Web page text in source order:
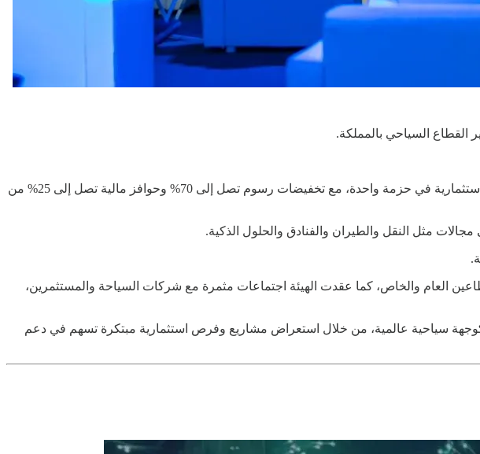
وركز الملتقى على دعم المستثمرين عبر برامج مبتكرة مثل "البكج الكامل"، التي تقدم الأرض والتمويل والحوافز الاستثمارية في حزمة واحدة، مع تخفيضات رسوم تصل إلى 70% وحوافز مالية تصل إلى 25% من
تحفيز الإبداع وتعزيز الشراكات بين القطاعين العام والخاص، كما عقدت الهيئة اجتماعات مثمرة مع شركات السياحة والمستثمرين،
كوجهة سياحية عالمية، من خلال استعراض مشاريع وفرص استثمارية مبتكرة تسهم في دعم